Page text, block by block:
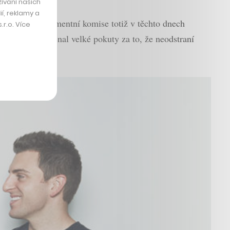
Tamní parlamentní komise totiž v těchto dnech
znamenal velké pokuty za to, že neodstraní
reklamy a
Více